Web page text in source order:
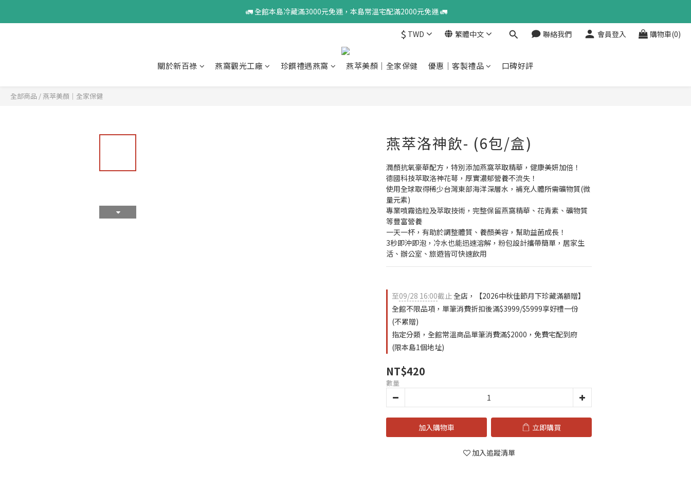
🚛 全館本島冷藏滿3000元免運，本島常溫宅配滿2000元免運 🚛
$ TWD 繁體中文 聯絡我們 會員登入 購物車(0)
關於新百祿 燕窩觀光工廠 珍饌禮遇燕窩 燕萃美顏｜全家保健 優惠｜客製禮品 口碑好評
全部商品 /燕萃美顏｜全家保健
燕萃洛神飲- (6包/盒)
潤顏抗氧豪華配方，特別添加燕窩萃取精華，健康美妍加倍！
德國科技萃取洛神花萼，厚實濃郁營養不流失！
使用全球取得稀少台灣東部海洋深層水，補充人體所需礦物質(微
量元素)
專業噴霧造粒及萃取技術，完整保留燕窩精華、花青素、礦物質
等豐富營養
一天一杯，有助於調整體質、養顏美容，幫助益菌成長！
3秒即沖即泡，冷水也能迅速溶解，粉包設計攜帶簡單，居家生
活、辦公室、旅遊皆可快速飲用
至09/28 16:00截止全店，【2026中秋佳節月下珍藏滿額贈】
全館不限品項，單筆消費折扣後滿$3999/$5999享好禮一份
(不累贈)
指定分類，全館常溫商品單筆消費滿$2000，免費宅配到府
(限本島1個地址)
NT$420
數量
加入購物車 立即購買
加入追蹤清單